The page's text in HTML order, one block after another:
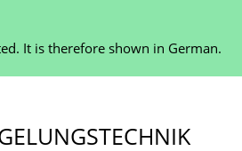
It is therefore shown in German.